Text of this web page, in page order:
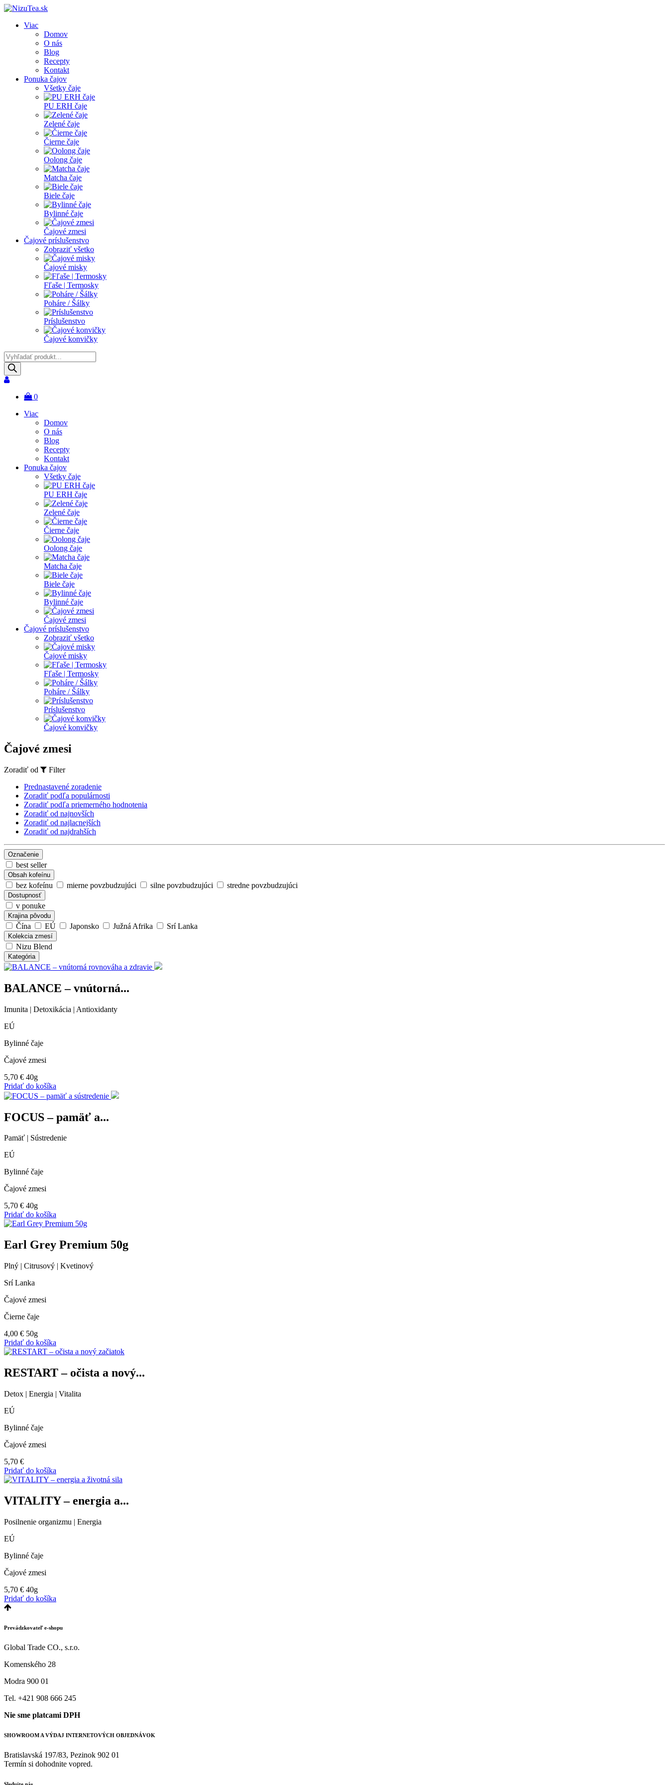
Viac
Domov
O nás
Blog
Recepty
Kontakt
Ponuka čajov
Všetky čaje
PU ERH čaje
Zelené čaje
Čierne čaje
Oolong čaje
Matcha čaje
Biele čaje
Bylinné čaje
Čajové zmesi
Čajové príslušenstvo
Zobraziť všetko
Čajové misky
Fľaše | Termosky
Poháre / Šálky
Príslušenstvo
Čajové konvičky
Products
search
0
Viac
Domov
O nás
Blog
Recepty
Kontakt
Ponuka čajov
Všetky čaje
PU ERH čaje
Zelené čaje
Čierne čaje
Oolong čaje
Matcha čaje
Biele čaje
Bylinné čaje
Čajové zmesi
Čajové príslušenstvo
Zobraziť všetko
Čajové misky
Fľaše | Termosky
Poháre / Šálky
Príslušenstvo
Čajové konvičky
Čajové zmesi
Zoradiť od
Filter
Prednastavené zoradenie
Zoradiť podľa populárnosti
Zoradiť podľa priemerného hodnotenia
Zoradiť od najnovších
Zoradiť od najlacnejších
Zoradiť od najdrahších
Označenie
best seller
Obsah kofeínu
bez kofeínu mierne povzbudzujúci silne povzbudzujúci stredne povzbudzujúci
Dostupnosť
v ponuke
Krajina pôvodu
Čína EÚ Japonsko Južná Afrika Srí Lanka
Kolekcia zmesí
Nizu Blend
Kategória
BALANCE – vnútorná...
Imunita | Detoxikácia | Antioxidanty
EÚ
Bylinné čaje
Čajové zmesi
5,70 € 40g
Pridať do košíka
FOCUS – pamäť a...
Pamäť | Sústredenie
EÚ
Bylinné čaje
Čajové zmesi
5,70 € 40g
Pridať do košíka
Earl Grey Premium 50g
Plný | Citrusový | Kvetinový
Srí Lanka
Čajové zmesi
Čierne čaje
4,00 € 50g
Pridať do košíka
RESTART – očista a nový...
Detox | Energia | Vitalita
EÚ
Bylinné čaje
Čajové zmesi
5,70 €
Pridať do košíka
VITALITY – energia a...
Posilnenie organizmu | Energia
EÚ
Bylinné čaje
Čajové zmesi
5,70 € 40g
Pridať do košíka
Prevádzkovateľ e-shopu
Global Trade CO., s.r.o.
Komenského 28
Modra 900 01
Tel. +421 908 666 245
Nie sme platcami DPH
SHOWROOM A VÝDAJ INTERNETOVÝCH OBJEDNÁVOK
Bratislavská 197/83, Pezinok 902 01
Termín si dohodnite vopred.